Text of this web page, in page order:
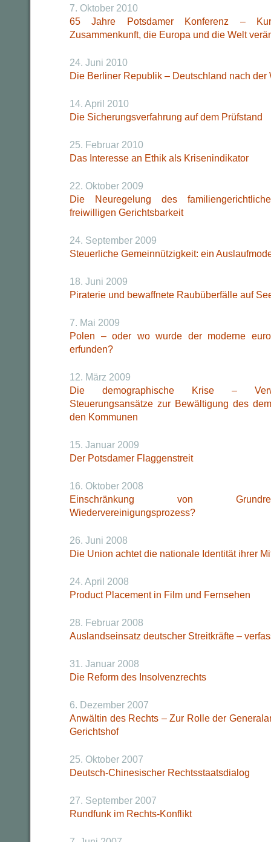
7. Oktober 2010
65 Jahre Potsdamer Konferenz –
Zusammenkunft, die Europa und die Welt
24. Juni 2010
Die Berliner Republik – Deutschland nach der
14. April 2010
Die Sicherungsverfahrung auf dem Prüfstand
25. Februar 2010
Das Interesse an Ethik als Krisenindikator
22. Oktober 2009
Die Neuregelung des
freiwilligen Gerichtsbarkeit
24. September 2009
Steuerliche Gemeinnützigkeit: ein
18. Juni 2009
Piraterie und bewaffnete Raubüberfälle auf
7. Mai 2009
Polen – oder wo wurde der moderne
erfunden?
12. März 2009
Die demographische Krise –
Steuerungsansätze zur Bewältigung des
den Kommunen
15. Januar 2009
Der Potsdamer Flaggenstreit
16. Oktober 2008
Einschränkung von
Wiedervereinigungsprozess?
26. Juni 2008
Die Union achtet die nationale Identität ihrer
24. April 2008
Product Placement in Film und Fernsehen
28. Februar 2008
Auslandseinsatz deutscher Streitkräfte –
31. Januar 2008
Die Reform des Insolvenzrechts
6. Dezember 2007
Anwältin des Rechts – Zur Rolle der
Gerichtshof
25. Oktober 2007
Deutsch-Chinesischer Rechtsstaatsdialog
27. September 2007
Rundfunk im Rechts-Konflikt